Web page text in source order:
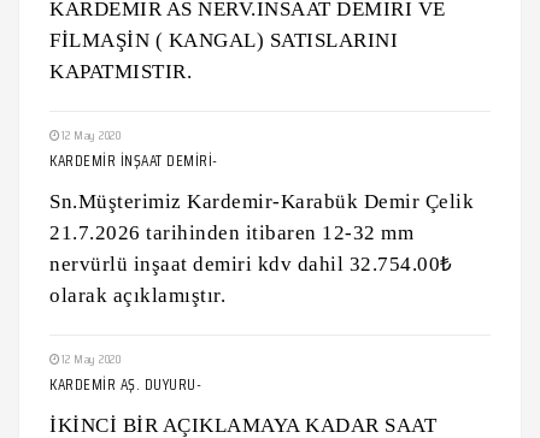
KARDEMIR AS NERV.INSAAT DEMIRI VE
FİLMAŞİN ( KANGAL) SATISLARINI
KAPATMISTIR.
12 May 2020
KARDEMİR İNŞAAT DEMİRİ-
Sn.Müşterimiz Kardemir-Karabük Demir Çelik
21.7.2026 tarihinden itibaren 12-32 mm
nervürlü inşaat demiri kdv dahil 32.754.00₺
olarak açıklamıştır.
12 May 2020
KARDEMİR AŞ. DUYURU-
İKİNCİ BİR AÇIKLAMAYA KADAR SAAT